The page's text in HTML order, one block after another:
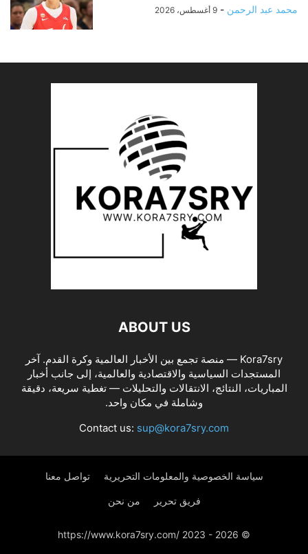
محمد عبد الرحمن - 9 أغسطس، 2026
ABOUT US
Kora7sry — منصة تجمع بين الأخبار العالمية وكرة القدم. آخر
المستجدات السياسية والاقتصادية والعالمية، إلى جانب أخبار
المباريات، النتائج، الانتقالات والتحليلات — تغطية سريعة، دقيقة
وشاملة في مكان واحد.
Contact us: sup@kora7sry.com
سياسة الخصوصية والمعلومات التحريرية تواصل معنا
فريق تحرير من نحن
© https://www.kora7sry.com/ 2023 - 2026